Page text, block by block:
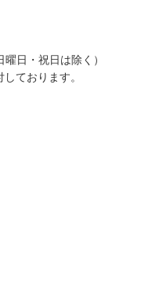
日・祝日は除く）
ております。